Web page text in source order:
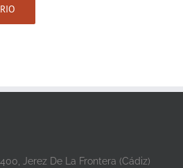
Jerez De La Frontera (Cádiz)